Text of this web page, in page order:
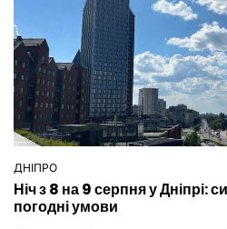
ОПУБЛІКУВАТИ
У
ДНІПРО
Ніч з 8 на 9 серпня у Дніпрі:
погодні умови